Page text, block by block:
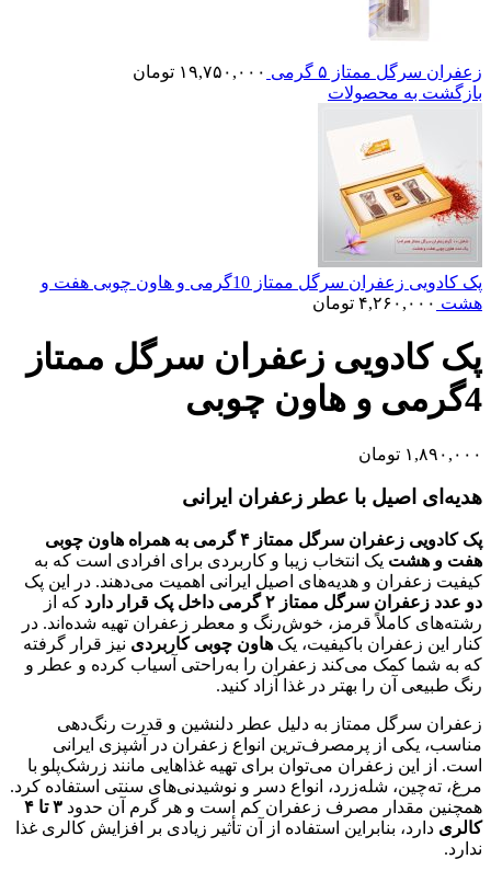
زعفران سرگل ممتاز ۵ گرمی ۱۹,۷۵۰,۰۰۰ تومان
بازگشت به محصولات
پک کادویی زعفران سرگل ممتاز 10گرمی و هاون چوبی هفت و
هشت ۴,۲۶۰,۰۰۰ تومان
پک کادویی زعفران سرگل ممتاز
4گرمی و هاون چوبی
۱,۸۹۰,۰۰۰ تومان
هدیه‌ای اصیل با عطر زعفران ایرانی
پک کادویی زعفران سرگل ممتاز ۴ گرمی به همراه هاون چوبی
هفت و هشت یک انتخاب زیبا و کاربردی برای افرادی است که به
کیفیت زعفران و هدیه‌های اصیل ایرانی اهمیت می‌دهند. در این پک
دو عدد زعفران سرگل ممتاز ۲ گرمی داخل پک قرار دارد
که از
رشته‌های کاملاً قرمز، خوش‌رنگ و معطر زعفران تهیه شده‌اند. در
کنار این زعفران باکیفیت، یک هاون چوبی کاربردی نیز قرار گرفته
که به شما کمک می‌کند زعفران را به‌راحتی آسیاب کرده و عطر و
رنگ طبیعی آن را بهتر در غذا آزاد کنید.
زعفران سرگل ممتاز به دلیل عطر دلنشین و قدرت رنگ‌دهی
مناسب، یکی از پرمصرف‌ترین انواع زعفران در آشپزی ایرانی
است. از این زعفران می‌توان برای تهیه غذاهایی مانند زرشک‌پلو با
مرغ، ته‌چین، شله‌زرد، انواع دسر و نوشیدنی‌های سنتی استفاده کرد.
همچنین مقدار مصرف زعفران کم است و هر گرم آن حدود
۳ تا ۴
کالری دارد، بنابراین استفاده از آن تأثیر زیادی بر افزایش کالری غذا
ندارد.